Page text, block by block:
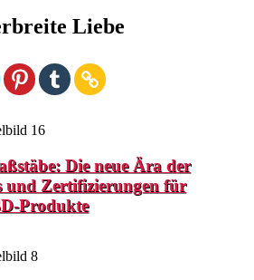
Liebe
Die neue Ära der
und Zertifizierungen für
Produkte